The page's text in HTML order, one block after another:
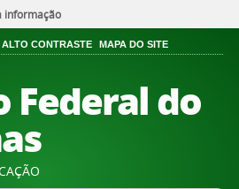
informação
ALTO CONTRASTE MAPA DO SITE
do